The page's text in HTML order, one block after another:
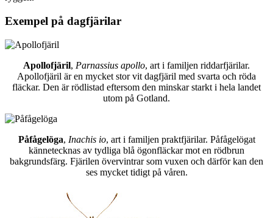
Exempel på dagfjärilar
Apollofjäril, Parnassius apollo, art i familjen riddarfjärilar.
Apollofjäril är en mycket stor vit dagfjäril med svarta och röda
fläckar. Den är rödlistad eftersom den minskar starkt i hela landet
utom på Gotland.
Påfågelöga, Inachis io, art i familjen praktfjärilar. Påfågelögat
kännetecknas av tydliga blå ögonfläckar mot en rödbrun
bakgrundsfärg. Fjärilen övervintrar som vuxen och därför kan den
ses mycket tidigt på våren.